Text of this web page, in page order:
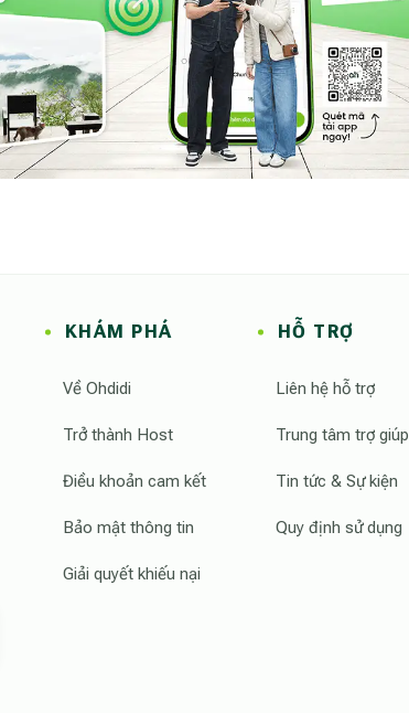
KHÁM PHÁ
Về Ohdidi
Trở thành Host
Điều khoản cam kết
Bảo mật thông tin
Giải quyết khiếu nại
HỖ TRỢ
Liên hệ hỗ trợ
Trung tâm trợ giúp
Tin tức & Sự kiện
Quy định sử dụng